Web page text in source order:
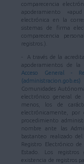
comparecencia
apoderamiento
electrónica en la
sistemas de firma
comparecencia
registros.).
- A través de la
apoderamientos de
Acceso General -
(administracion.gob.es)
Comunidades
electrónico general de
menos, los de
electrónicamente,
procedimiento
nombre ante las
bastanteo realizado
Registro Electrónico
Estado. Los
existencia de registros